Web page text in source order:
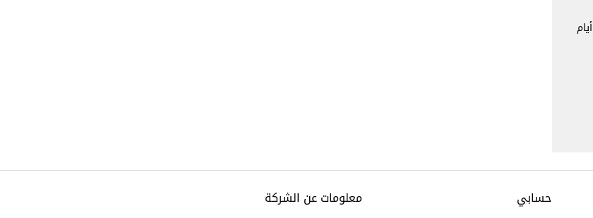
يستغرق الأمر عادةً من 3 إلى 5 أيام
حسابي معلومات عن الشركة